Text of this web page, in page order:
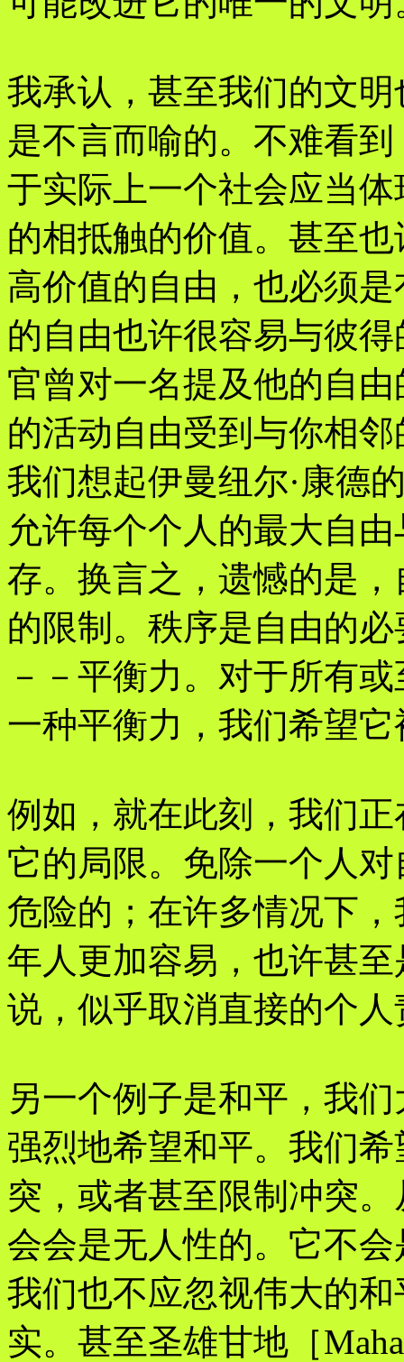
我承认，甚至我们的文
是不言而喻的。不难看
于实际上一个社会应当
的相抵触的价值。甚至
高价值的自由，也必须
的自由也许很容易与彼
官曾对一名提及他的自
的活动自由受到与你相
我们想起伊曼纽尔·康德
允许每个个人的最大自
存。换言之，遗憾的是
的限制。秩序是自由的
－－平衡力。对于所有
一种平衡力，我们希望
例如，就在此刻，我们
它的局限。免除一个人
危险的；在许多情况下
年人更加容易，也许甚
说，似乎取消直接的个
另一个例子是和平，我
强烈地希望和平。我们
突，或者甚至限制冲突
会会是无人性的。它不
我们也不应忽视伟大的
实。甚至圣雄甘地［